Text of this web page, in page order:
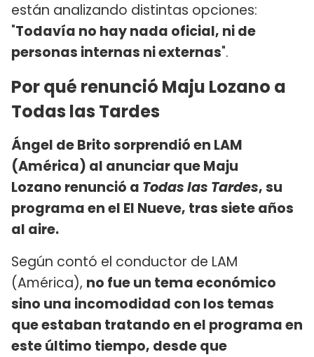
están analizando distintas opciones:
"Todavía no hay nada oficial, ni de
personas internas ni externas".
Por qué renunció Maju Lozano a
Todas las Tardes
Ángel de Brito sorprendió en LAM
(América) al anunciar que Maju
Lozano renunció a Todas las Tardes, su
programa en el El Nueve, tras siete años
al aire.
Según contó el conductor de LAM
(América), no fue un tema económico
sino una incomodidad con los temas
que estaban tratando en el programa en
este último tiempo, desde que